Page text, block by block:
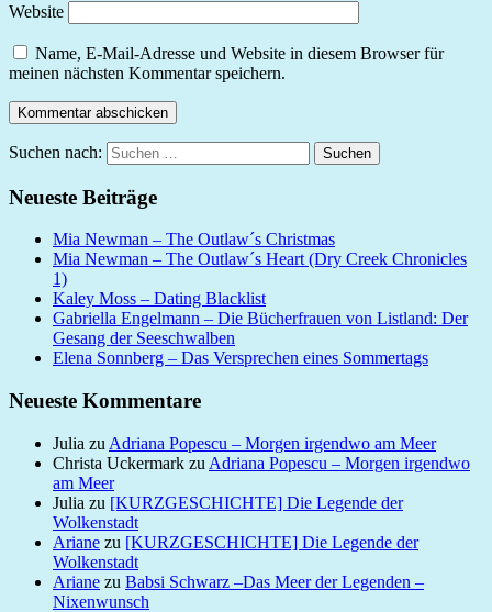
Website
Name, E-Mail-Adresse und Website in diesem Browser für
meinen nächsten Kommentar speichern.
Suchen nach: Suchen
Neueste Beiträge
Mia Newman – The Outlaw´s Christmas
Mia Newman – The Outlaw´s Heart (Dry Creek Chronicles
1)
Kaley Moss – Dating Blacklist
Gabriella Engelmann – Die Bücherfrauen von Listland: Der
Gesang der Seeschwalben
Elena Sonnberg – Das Versprechen eines Sommertags
Neueste Kommentare
Julia zu Adriana Popescu – Morgen irgendwo am Meer
Christa Uckermark zu Adriana Popescu – Morgen irgendwo
am Meer
Julia zu [KURZGESCHICHTE] Die Legende der
Wolkenstadt
Ariane zu [KURZGESCHICHTE] Die Legende der
Wolkenstadt
Ariane zu Babsi Schwarz –Das Meer der Legenden –
Nixenwunsch